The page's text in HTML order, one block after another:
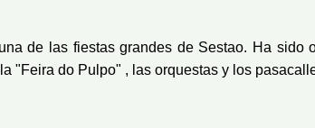
de las fiestas grandes de Sestao. Ha sido
"Feira do Pulpo" , las orquestas y los